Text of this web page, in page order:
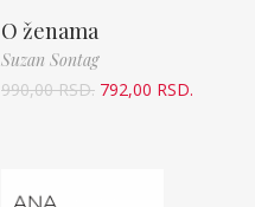
O ženama
Suzan Sontag
990,00RSD. 792,00 RSD.